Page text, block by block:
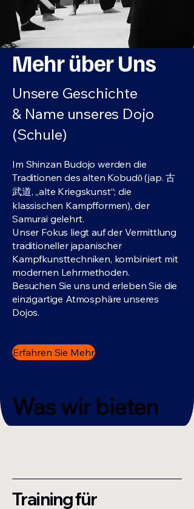
Mehr über Uns
Unsere Geschichte
& Name unseres Dojo
(Schule)
Im Shinzan Budojo werden die
Traditionen des alten Kobudō (jap. 古
武道, „alte Kriegskunst“; die
klassischen Kampfformen), der
Samurai gelehrt.
Unser Fokus liegt auf der Vermittlung
traditioneller japanischer
Kampfkunsttechniken, kombiniert mit
modernen Lehrmethoden.
Besuchen Sie uns und erleben Sie die
einzigartige Atmosphäre unseres
Dojos.
Erfahren Sie Mehr
Was wir bieten
Training für